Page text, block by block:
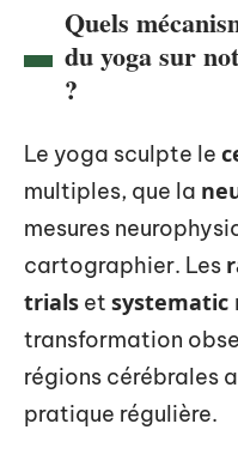
Quels
du yoga sur
?
Le yoga sculpte le
multiples, que la
mesures
cartographier. Les
trials et systematic
transformation
régions cérébrales
pratique régulière.